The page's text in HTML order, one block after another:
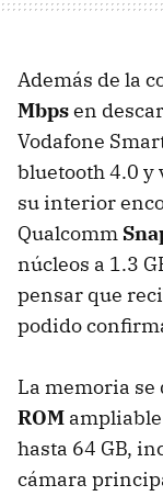
Además de la
Mbpsen
Vodafone
bluetooth 4.0 y
su interior
Qualcomm
núcleos a 1.3
pensar que
podido
La memoria se
ROM
hasta 64 GB,
cámara